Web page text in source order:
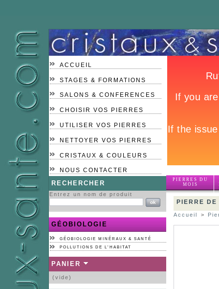
ACCUEIL
STAGES & FORMATIONS
SALONS & CONFERENCES
CHOISIR VOS PIERRES
UTILISER VOS PIERRES
NETTOYER VOS PIERRES
CRISTAUX & COULEURS
NOUS CONTACTER
PIERRES DU
MOIS
RECHERCHER
Entrez un nom de produit
GÉOBIOLOGIE
GÉOBIOLOGIE MINÉRAUX & SANTÉ
POLLUTIONS DE L'HABITAT
PANIER
(vide)
PIERRE
Accueil >